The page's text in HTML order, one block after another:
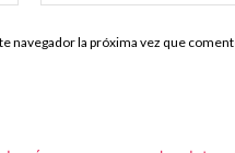
navegador la próxima vez que